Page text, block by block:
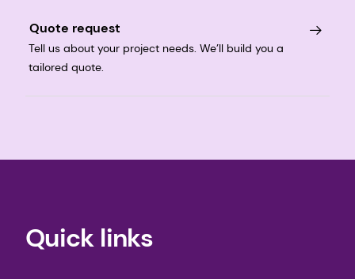
Quote request
Tell us about your project needs. We’ll build you a
tailored quote.
Quick links